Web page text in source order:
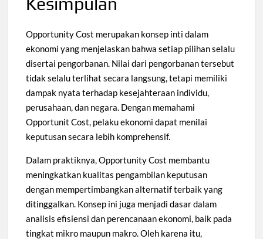
Opportunity Cost merupakan konsep inti dalam
ekonomi yang menjelaskan bahwa setiap pilihan selalu
disertai pengorbanan. Nilai dari pengorbanan tersebut
tidak selalu terlihat secara langsung, tetapi memiliki
dampak nyata terhadap kesejahteraan individu,
perusahaan, dan negara. Dengan memahami
Opportunit Cost, pelaku ekonomi dapat menilai
keputusan secara lebih komprehensif.
Dalam praktiknya, Opportunity Cost membantu
meningkatkan kualitas pengambilan keputusan
dengan mempertimbangkan alternatif terbaik yang
ditinggalkan. Konsep ini juga menjadi dasar dalam
analisis efisiensi dan perencanaan ekonomi, baik pada
tingkat mikro maupun makro. Oleh karena itu,